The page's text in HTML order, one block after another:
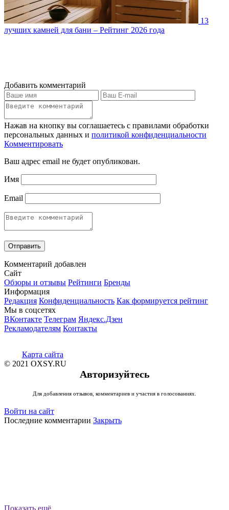
13
лучших камней для бани – Рейтинг 2026 года
Добавить комментарий
Нажав на кнопку вы соглашаетесь с правилами обработки
персональных данных и политикой конфиденциальности
Комментировать
Ваш адрес email не будет опубликован.
Имя
Email
Комментарий добавлен
Сайт
Обзоры и отзывы Рейтинги Бренды
Информация
Редакция Конфиденциальность Как формируется рейтинг
Мы в соцсетях
ВКонтакте Телеграм Яндекс.Дзен
Рекламодателям Контакты
Карта сайта
© 2021 OXSY.RU
Авторизуйтесь
Для добавления отзывов, комментариев и участия в голосованиях.
Войти на сайт
Последние комментарии Закрыть